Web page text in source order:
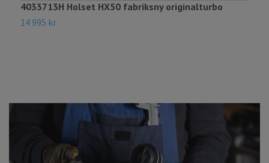
4033713H Holset HX50 fabriksny originalturbo
14 995 kr